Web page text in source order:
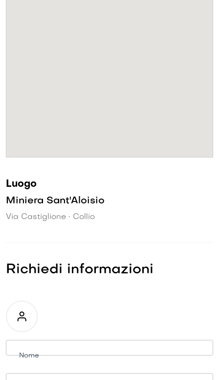
Luogo
Miniera Sant'Aloisio
Via Castiglione • Collio
Richiedi informazioni
Richiesta
informazioni
Nome